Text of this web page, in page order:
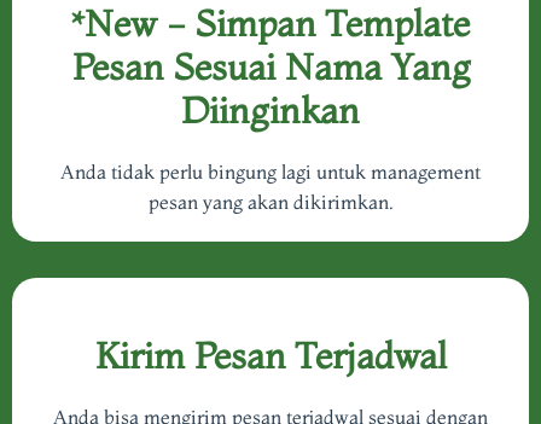
*New​ - Simpan Template
Pesan Sesuai Nama Yang
Diinginkan
Anda tidak perlu bingung lagi untuk management
pesan yang akan dikirimkan.
Kirim Pesan Terjadwal
Anda bisa mengirim pesan terjadwal sesuai dengan